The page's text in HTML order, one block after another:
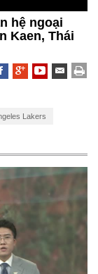
hệ ngoại
Kaen, Thái
Lakers